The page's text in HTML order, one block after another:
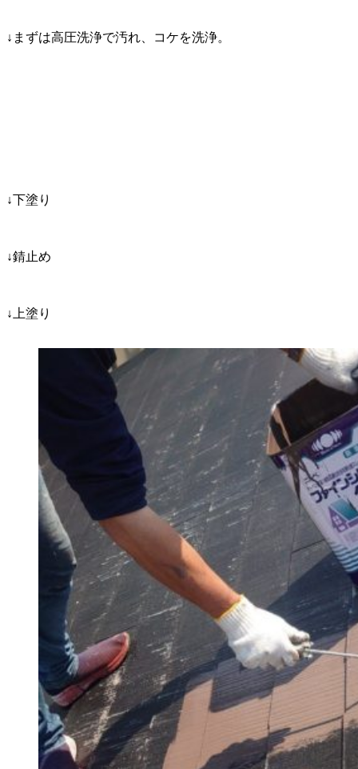
↓まずは高圧洗浄で汚れ、コケを洗浄。
↓下塗り
↓錆止め
↓上塗り